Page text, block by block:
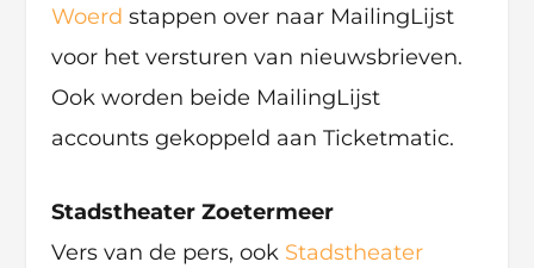
Woerd stappen over naar MailingLijst
voor het versturen van nieuwsbrieven.
Ook worden beide MailingLijst
accounts gekoppeld aan Ticketmatic.
Stadstheater Zoetermeer
Vers van de pers, ook Stadstheater